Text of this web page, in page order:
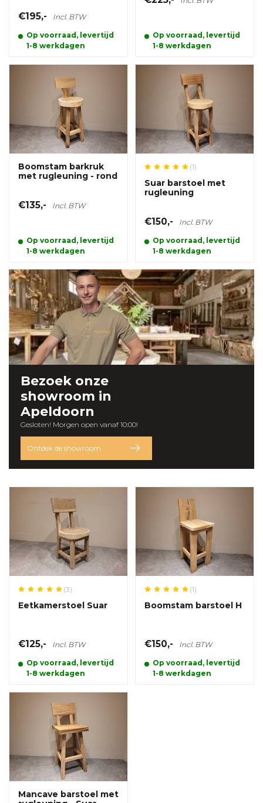
€195,- Incl. BTW
Op voorraad, levertijd
1-8 werkdagen
Op voorraad, levertijd
1-8 werkdagen
Boomstam barkruk
met rugleuning - rond
€135,- Incl. BTW
Op voorraad, levertijd
1-8 werkdagen
(1)
Suar barstoel met
rugleuning
€150,- Incl. BTW
Op voorraad, levertijd
1-8 werkdagen
Bezoek onze
showroom in
Apeldoorn
Gesloten! Morgen open vanaf 10:00!
Ontdek de showroom
(3)
Eetkamerstoel Suar
€125,- Incl. BTW
Op voorraad, levertijd
1-8 werkdagen
(1)
Boomstam barstoel H
€150,- Incl. BTW
Op voorraad, levertijd
1-8 werkdagen
Mancave barstoel met